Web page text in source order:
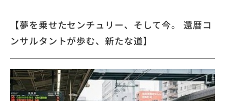
【夢を乗せたセンチュリー、そして今。 還暦コ
ンサルタントが歩む、新たな道】